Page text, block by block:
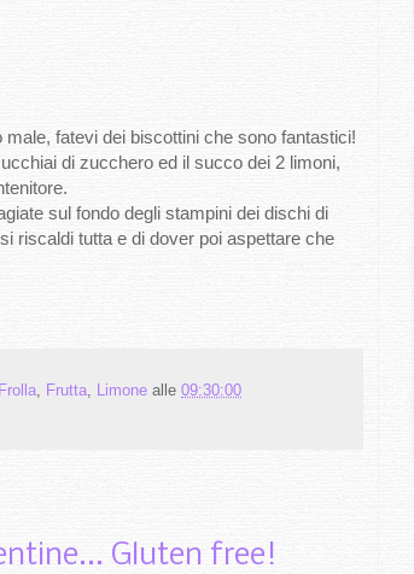
fatevi dei biscottini che sono fantastici!
di zucchero ed il succo dei 2 limoni,
sul fondo degli stampini dei dischi di
riscaldi tutta e di dover poi aspettare che
Frolla, Frutta, Limone alle 09:30:00
Gluten free!